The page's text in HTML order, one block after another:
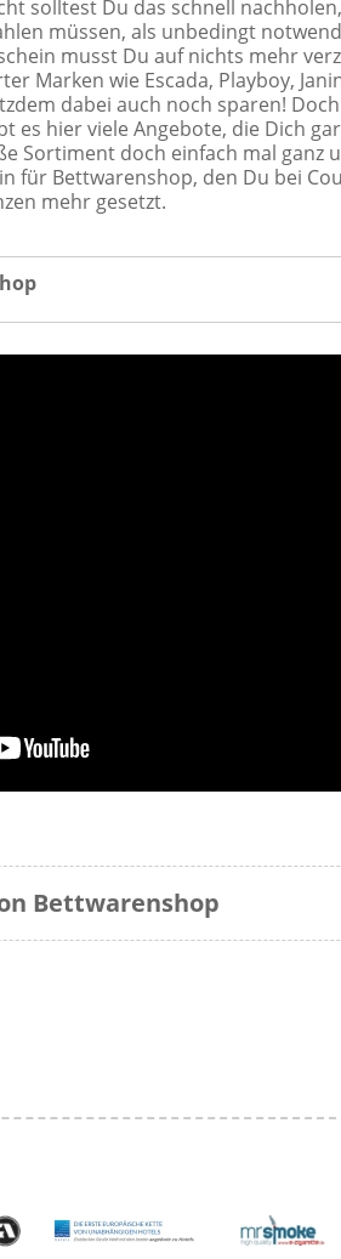
solltest Du das schnell
müssen, als unbedingt
musst Du auf nichts mehr
Marken wie Escada, Playboy,
dabei auch noch sparen!
es hier viele Angebote, die Dich
Sortiment doch einfach mal ganz
für Bettwarenshop, den Du bei
mehr gesetzt.
Bettwarenshop